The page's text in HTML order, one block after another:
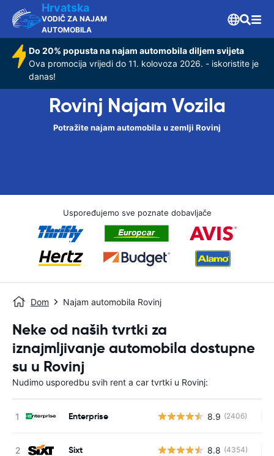
Hrvatska
VODIČ ZA NAJAM
AUTOMOBILA
Do 20% popusta na najam automobila diljem svijeta
Ova promocija vrijedi do 11. kolovoza 2026. - iskoristite je
danas!
Rovinj Najam Vozila
Potražite najam automobila u zemlji Rovinj
Uspoređujemo sve poznate dobavljače
Dom Najam automobila Rovinj
Neke od naših tvrtki za
iznajmljivanje automobila dostupne
su u Rovinj
Nudimo usporedbu svih rent a car tvrtki u Rovinj:
Enterprise 8.9 (2406)
Sixt 8.8 (4354)